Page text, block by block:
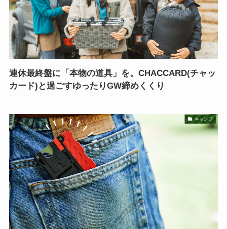
連休最終盤に「本物の道具」を。CHACCARD(チャッ
カード)と過ごすゆったりGW締めくくり
キャンプ